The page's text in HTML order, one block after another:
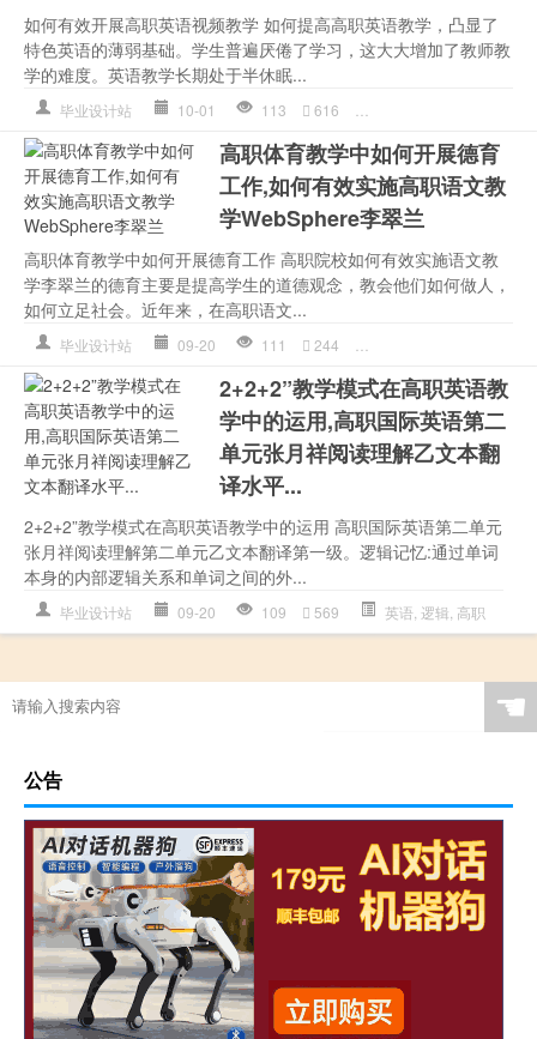
如何有效开展高职英语视频教学 如何提高高职英语教学，凸显了
特色英语的薄弱基础。学生普遍厌倦了学习，这大大增加了教师教
学的难度。英语教学长期处于半休眠...
毕业设计站 10-01 113 616
高职体育教学中如何开展德育
工作,如何有效实施高职语文教
学WebSphere李翠兰
高职体育教学中如何开展德育工作 高职院校如何有效实施语文教
学李翠兰的德育主要是提高学生的道德观念，教会他们如何做人，
如何立足社会。近年来，在高职语文...
毕业设计站 09-20 111 244
2+2+2”教学模式在高职英语教
学中的运用,高职国际英语第二
单元张月祥阅读理解乙文本翻
译水平...
2+2+2”教学模式在高职英语教学中的运用 高职国际英语第二单元
张月祥阅读理解第二单元乙文本翻译第一级。逻辑记忆:通过单词
本身的内部逻辑关系和单词之间的外...
毕业设计站 09-20 109 569 英语 逻辑 高职
☚
公告